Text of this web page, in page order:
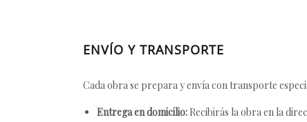
ENVÍO Y TRANSPORTE
Cada obra se prepara y envía con transporte
Entrega en domicilio: Recibirás la obra en la